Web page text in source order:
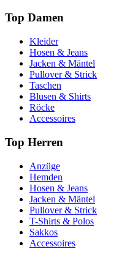
Top Damen
Kleider
Hosen & Jeans
Jacken & Mäntel
Pullover & Strick
Taschen
Blusen & Shirts
Röcke
Accessoires
Top Herren
Anzüge
Hemden
Hosen & Jeans
Jacken & Mäntel
Pullover & Strick
T-Shirts & Polos
Sakkos
Accessoires